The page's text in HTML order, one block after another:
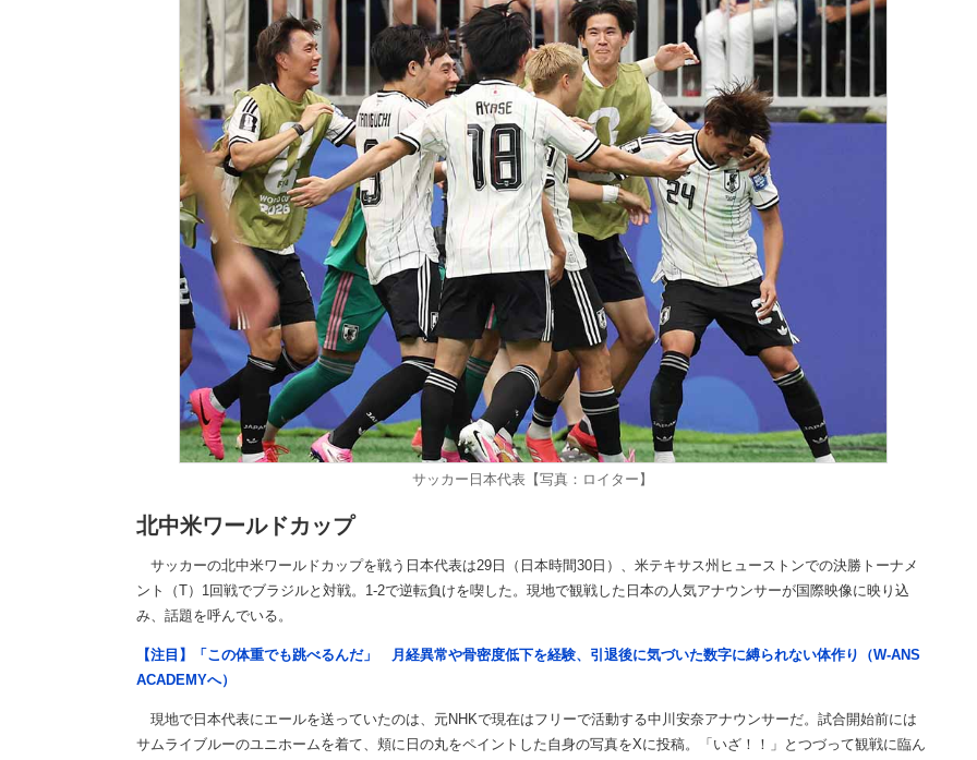
サッカー日本代表【写真：ロイター】
北中米ワールドカップ
サッカーの北中米ワールドカップを戦う日本代表は29日（日本時間30日）、米テキサス州ヒューストンでの決勝トーナメ
ント（T）1回戦でブラジルと対戦。1-2で逆転負けを喫した。現地で観戦した日本の人気アナウンサーが国際映像に映り込
み、話題を呼んでいる。
【注目】「この体重でも跳べるんだ」 月経異常や骨密度低下を経験、引退後に気づいた数字に縛られない体作り（W-ANS
ACADEMYへ）
現地で日本代表にエールを送っていたのは、元NHKで現在はフリーで活動する中川安奈アナウンサーだ。試合開始前には
サムライブルーのユニホームを着て、頬に日の丸をペイントした自身の写真をXに投稿。「いざ！！」とつづって観戦に臨ん